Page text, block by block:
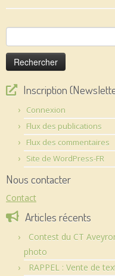
Rechercher :
Inscription
Connexion
Flux des publications
Flux des commentaires
Site de WordPress-FR
Nous contacter
Contact
Articles récents
Contest du CT
photo
RAPPEL : Vente de